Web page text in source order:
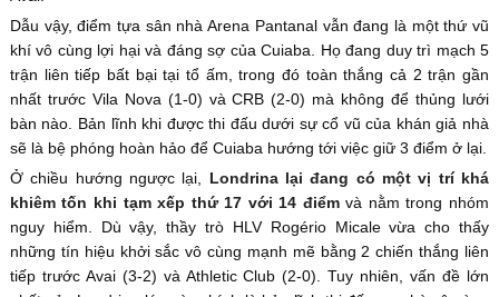
Dẫu vậy, điểm tựa sân nhà Arena Pantanal vẫn đang là một thứ vũ
khí vô cùng lợi hại và đáng sợ của Cuiaba. Họ đang duy trì mạch 5
trận liên tiếp bất bại tại tổ ấm, trong đó toàn thắng cả 2 trận gần
nhất trước Vila Nova (1-0) và CRB (2-0) mà không để thủng lưới
bàn nào. Bản lĩnh khi được thi đấu dưới sự cổ vũ của khán giả nhà
sẽ là bệ phóng hoàn hảo để Cuiaba hướng tới việc giữ 3 điểm ở lại.
Ở chiều hướng ngược lại, Londrina lại đang có một vị trí khá
khiêm tốn khi tạm xếp thứ 17 với 14 điểmvà nằm trong nhóm
nguy hiểm. Dù vậy, thầy trò HLV Rogério Micale vừa cho thấy
những tín hiệu khởi sắc vô cùng mạnh mẽ bằng 2 chiến thắng liên
tiếp trước Avai (3-2) và Athletic Club (2-0). Tuy nhiên, vấn đề lớn